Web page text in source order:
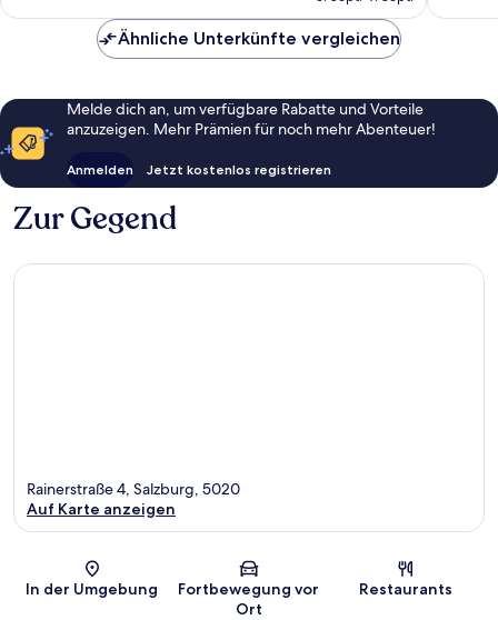
Ähnliche Unterkünfte vergleichen
Melde dich an, um verfügbare Rabatte und Vorteile
anzuzeigen. Mehr Prämien für noch mehr Abenteuer!
Anmelden Jetzt kostenlos registrieren
Zur Gegend
Karte
Rainerstraße 4, Salzburg, 5020
Auf Karte anzeigen
In der Umgebung
Fortbewegung vor
Ort
Restaurants